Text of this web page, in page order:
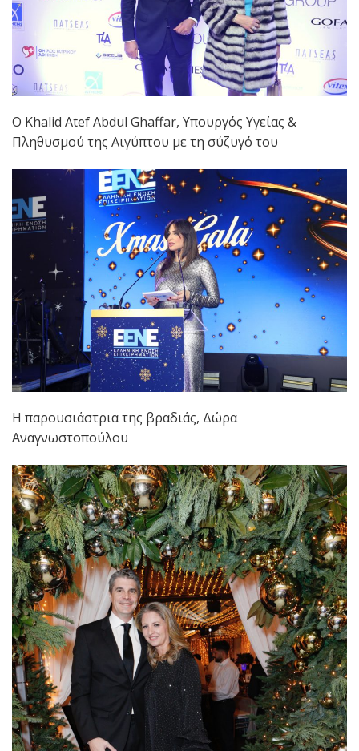
Ο Khalid Atef Abdul Ghaffar, Υπουργός Υγείας &
Πληθυσμού της Αιγύπτου με τη σύζυγό του
Η παρουσιάστρια της βραδιάς, Δώρα
Αναγνωστοπούλου